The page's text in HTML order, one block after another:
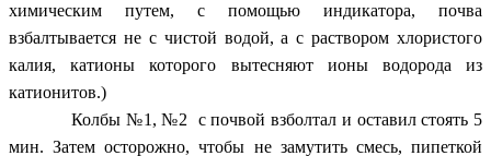
химическим путем, с помощью индикатора, почва
взбалтывается не с чистой водой, а с раствором хлористого
калия, катионы которого вытесняют ионы водорода из
катионитов.)
Колбы №1, №2 с почвой взболтал и оставил стоять 5
мин. Затем осторожно, чтобы не замутить смесь, пипеткой